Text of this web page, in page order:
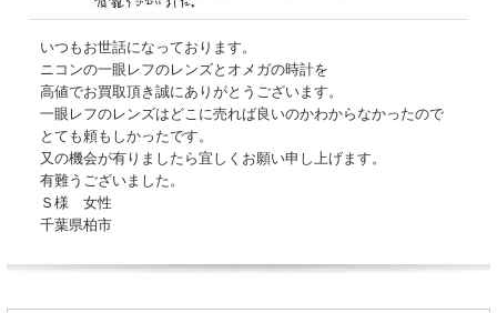
いつもお世話になっております。
ニコンの一眼レフのレンズとオメガの時計を
高値でお買取頂き誠にありがとうございます。
一眼レフのレンズはどこに売れば良いのかわからなかったので
とても頼もしかったです。
又の機会が有りましたら宜しくお願い申し上げます。
有難うございました。
Ｓ様 女性
千葉県柏市